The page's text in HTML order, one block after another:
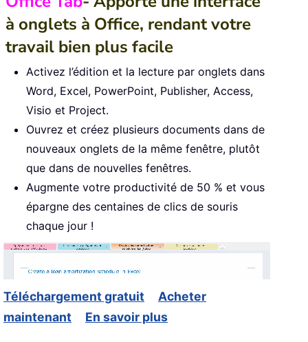
à onglets à Office, rendant votre
travail bien plus facile
Activez l’édition et la lecture par onglets dans
Word, Excel, PowerPoint, Publisher, Access,
Visio et Project.
Ouvrez et créez plusieurs documents dans de
nouveaux onglets de la même fenêtre, plutôt
que dans de nouvelles fenêtres.
Augmente votre productivité de 50 % et vous
épargne des centaines de clics de souris
chaque jour !
Téléchargement gratuit
Acheter
maintenant
En savoir plus